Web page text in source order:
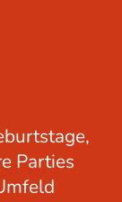
,
Parties